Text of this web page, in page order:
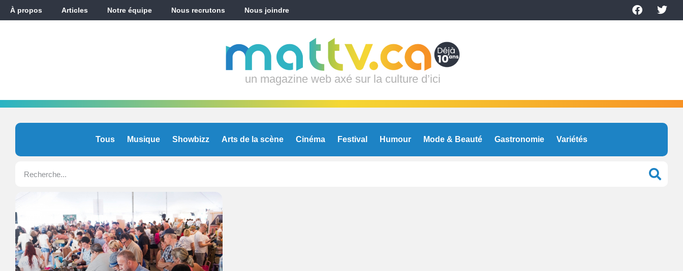
À propos Articles Notre équipe Nous recrutons Nous joindre
un magazine web axé sur la culture d’ici
Tous Musique Showbizz Arts de la scène Cinéma Festival Humour Mode & Beauté Gastronomie Variétés